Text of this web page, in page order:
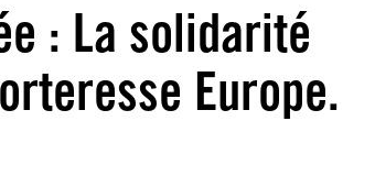
: La solidarité
Europe.